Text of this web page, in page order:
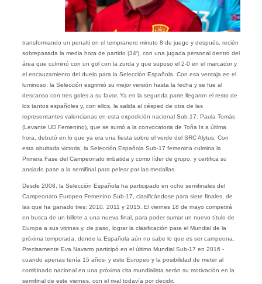
transformando un penalti en el tempranero minuto 8 de juego y después, recién
sobrepasada la media hora de partido (34′), con una jugada personal dentro del
área que culminó con un gol con la zurda y que supuso el 2-0 en el marcador y
el encauzamiento del duelo para la Selección Española. Con esa ventaja en el
luminoso, la Selección esgrimió su mejor versión hasta la fecha y se fue al
descanso con tres goles a su favor. Ya en la segunda parte llegaron el resto de
los tantos españoles y, con ellos, la salida al césped de otra de las
representantes valencianas en esta expedición nacional Sub-17: Paula Tomás
(Levante UD Femenino), que se sumó a la convocatoria de Toña Is a última
hora, debutó en lo que ya era una fiesta sobre el verde del SRC Alytus. Con
esta abultada victoria, la Selección Española Sub-17 femenina culmina la
Primera Fase del Campeonato imbatida y como líder de grupo, y certifica su
ansiado pase a la semifinal para pelear por las medallas.
Desde 2008, la Selección Española ha participado en ocho semifinales del
Campeonato Europeo Femenino Sub-17, clasificándose para siete finales, de
las que ha ganado tres: 2010, 2011 y 2015. El viernes 18 de mayo competirá
en busca de un billete a una nueva final, para poder sumar un nuevo título de
Europa a sus vitrinas y, de paso, lograr la clasificación para el Mundial de la
próxima temporada, donde la Española aún no sabe lo que es ser campeona.
Precisamente Eva Navarro participó en el último Mundial Sub-17 en 2016 -
cuando apenas tenía 15 años- y este Europeo y la posibilidad de meter al
combinado nacional en una próxima cita mundialista serán su motivación en la
semifinal de este viernes, con el rival todavía por decidir.